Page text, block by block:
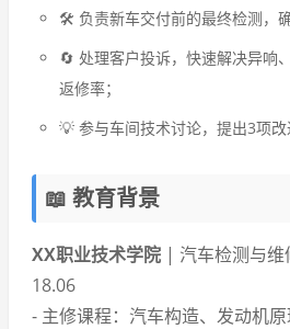
🛠️ 负责新车交付前的最终检测，
🔄 处理客户投诉，快速解决异响
返修率；
💡 参与车间技术讨论，提出3项改
📖 教育背景
XX职业技术学院 | 汽车检测与
18.06
- 主修课程：汽车构造、发动机原